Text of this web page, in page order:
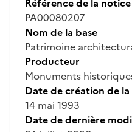
PA00080207
Nom de la base
Patrimoine
Producteur
Monuments
Date de création de
14 mai 1993
Date de dernière